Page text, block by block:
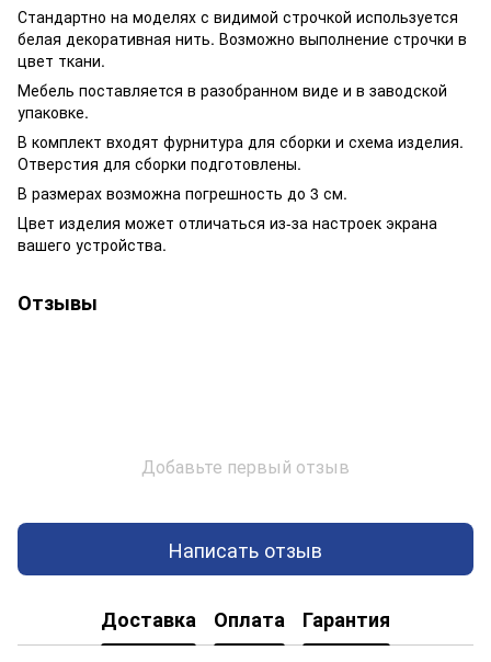
Стандартно на моделях с видимой строчкой используется
белая декоративная нить. Возможно выполнение строчки в
цвет ткани.
Мебель поставляется в разобранном виде и в заводской
упаковке.
В комплект входят фурнитура для сборки и схема изделия.
Отверстия для сборки подготовлены.
В размерах возможна погрешность до 3 см.
Цвет изделия может отличаться из-за настроек экрана
вашего устройства.
Отзывы
Добавьте первый отзыв
Написать отзыв
Доставка Оплата Гарантия